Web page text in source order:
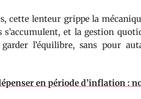
cette lenteur grippe la
s’accumulent, et la gestion
l’équilibre, sans pour
en période d’inflation :